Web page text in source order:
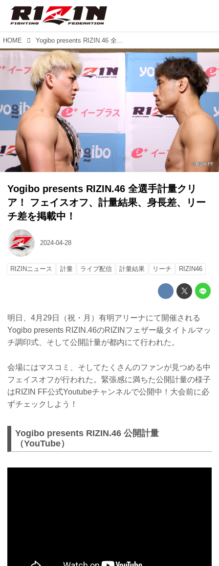
HOME Yogibo presents RIZIN.46 全選手計量クリア！ フェイスオフ、計量結果、身長差、リーチ差を掲載中！
Yogibo presents RIZIN.46 全選手計量クリ
ア！ フェイスオフ、計量結果、身長差、リー
チ差を掲載中！
2024-04-28
RIZINニュース 計量 ライブ配信 計量結果 リーチ RIZIN46
明日、4月29日（祝・月）有明アリーナにて開催される
Yogibo presents RIZIN.46のRIZINフェザー級タイトルマッ
チ調印式、そして公開計量が都内にて行われた。
会場にはマスコミ、そしてたくさんのファンが見つめる中
フェイスオフが行われた。緊張感に満ちた公開計量の様子
はRIZIN FF公式Youtubeチャンネルで公開中！大会前に必
ずチェックしよう！
Yogibo presents RIZIN.46 公開計量
（YouTube）